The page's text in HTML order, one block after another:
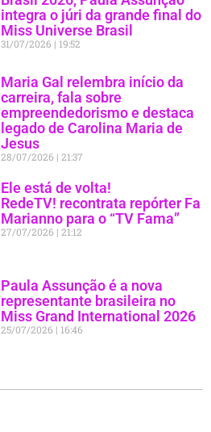
integra o júri da grande final do
Miss Universe Brasil
31/07/2026 19:52
Maria Gal relembra início da
carreira, fala sobre
empreendedorismo e destaca
legado de Carolina Maria de
Jesus
28/07/2026 21:37
Ele está de volta!
RedeTV! recontrata repórter Fa
Marianno para o “TV Fama”
27/07/2026 21:12
Paula Assunção é a nova
representante brasileira no
Miss Grand International 2026
25/07/2026 16:46